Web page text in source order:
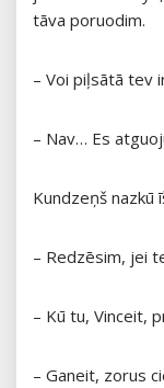
tāva poruodim.
– Voi piļsātā tev
– Nav… Es
Kundzeņš nazkū
– Redzēsim, jei
– Kū tu, Vinceit,
– Ganeit, zorus